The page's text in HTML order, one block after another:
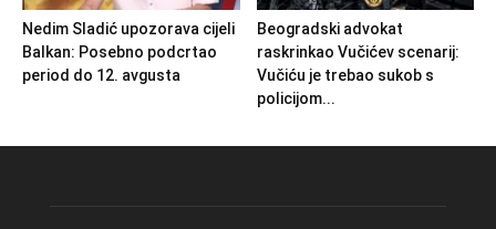
Nedim Sladić upozorava cijeli
Balkan: Posebno podcrtao
period do 12. avgusta
Beogradski advokat
raskrinkao Vučićev scenarij:
Vučiću je trebao sukob s
policijom...